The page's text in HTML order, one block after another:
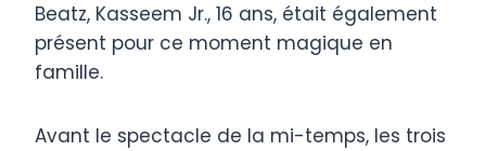
Beatz, Kasseem Jr., 16 ans, était également
présent pour ce moment magique en
famille.
Avant le spectacle de la mi-temps, les trois